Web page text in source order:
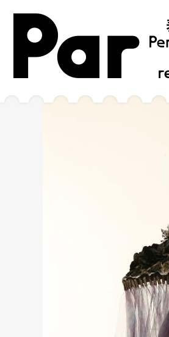
跳到主要内容区块
网站导览